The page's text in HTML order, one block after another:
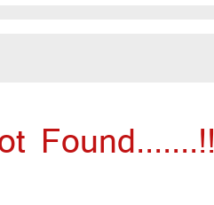
Found.......!!